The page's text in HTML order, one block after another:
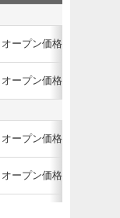
オープン価格
オープン価格
オープン価格
オープン価格